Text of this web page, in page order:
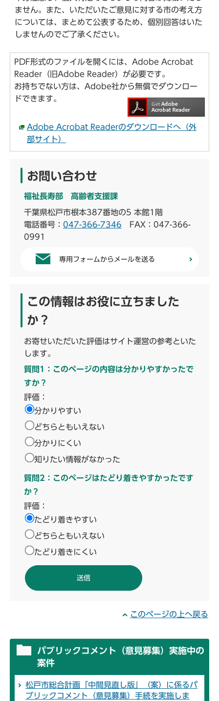
ません。また、いただいたご意見に対する市の考え方
については、まとめて公表するため、個別回答はいた
しませんのでご了承ください。
PDF形式のファイルを開くには、Adobe Acrobat
Reader（旧Adobe Reader）が必要です。
お持ちでない方は、Adobe社から無償でダウンロー
ドできます。
Adobe Acrobat Readerのダウンロードへ（外
部サイト）
お問い合わせ
福祉長寿部 高齢者支援課
千葉県松戸市根本387番地の5 本館1階
電話番号： 047-366-7346 FAX：047-366-
0991
専用フォームからメールを送る
この情報はお役に立ちました
か？
お寄せいただいた評価はサイト運営の参考といた
します。
質問1：このページの内容は分かりやすかったで
すか？
評価：
分かりやすい
どちらともいえない
分かりにくい
知りたい情報がなかった
質問2：このページはたどり着きやすかったです
か？
評価：
たどり着きやすい
どちらともいえない
たどり着きにくい
このページの上へ戻る
パブリックコメント（意見募集）実施中の
案件
松戸市総合計画「中間見直し版」（案）に係るパ
ブリックコメント（意見募集）手続を実施しま